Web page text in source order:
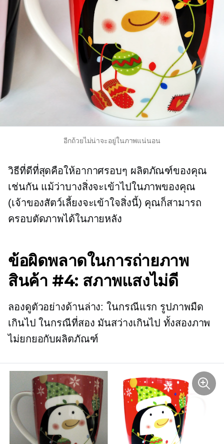
อีกถ้วยไม่น่าจะอยู่ในภาพแน่นอน
วิธีที่ดีที่สุดคือให้อากาศรอบๆ ผลิตภัณฑ์ของคุณ
เช่นกัน แม้ว่าบางสิ่งจะเข้าไปในภาพของคุณ
(เจ้าของสัตว์เลี้ยงจะเข้าใจสิ่งนี้) คุณก็สามารถ
ครอบตัดภาพได้ในภายหลัง
ข้อผิดพลาดในการถ่ายภาพ
สินค้า #4: สภาพแสงไม่ดี
ลองดูตัวอย่างด้านล่าง: ในกรณีแรก รูปภาพมืด
เกินไป ในกรณีที่สอง มันสว่างเกินไป ทั้งสองภาพ
ไม่ยกยอกับผลิตภัณฑ์